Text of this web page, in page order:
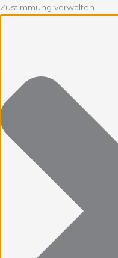
Zustimmung verwalten